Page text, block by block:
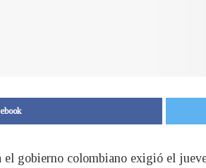
el gobierno colombiano exigió el